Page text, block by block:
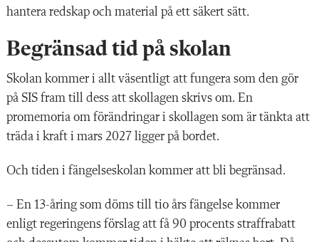
hantera redskap och material på ett säkert sätt.
Begränsad tid på skolan
Skolan kommer i allt väsentligt att fungera som den gör
på SIS fram till dess att skollagen skrivs om. En
promemoria om förändringar i skollagen som är tänkta att
träda i kraft i mars 2027 ligger på bordet.
Och tiden i fängelseskolan kommer att bli begränsad.
– En 13-åring som döms till tio års fängelse kommer
enligt regeringens förslag att få 90 procents straffrabatt